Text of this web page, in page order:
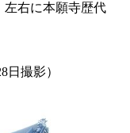
左右に本願寺歴代
日撮影）